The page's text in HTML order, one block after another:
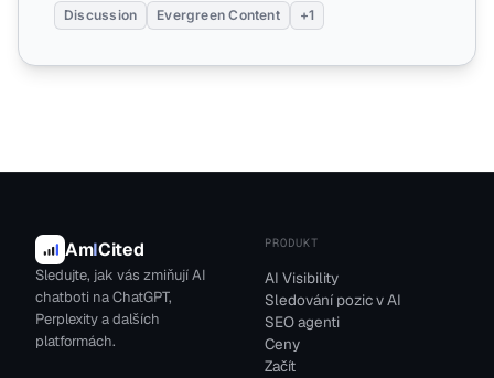
Discussion Evergreen Content +1
AmICited
Sledujte, jak vás zmiňují AI
chatboti na ChatGPT,
Perplexity a dalších
platformách.
PRODUKT
AI Visibility
Sledování pozic v AI
SEO agenti
Ceny
Začít